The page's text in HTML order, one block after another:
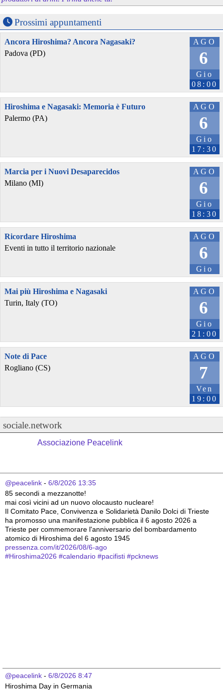
Prossimi appuntamenti
AGO
6
Gio
08:00
Ancora Hiroshima? Ancora Nagasaki?
Padova (PD)
AGO
6
Gio
17:30
Hiroshima e Nagasaki: Memoria è Futuro
Palermo (PA)
AGO
6
Gio
18:30
Marcia per i Nuovi Desaparecidos
Milano (MI)
AGO
6
Gio
Ricordare Hiroshima
Eventi in tutto il territorio nazionale
AGO
6
Gio
21:00
Mai più Hiroshima e Nagasaki
Turin, Italy (TO)
AGO
7
Ven
19:00
Note di Pace
Rogliano (CS)
sociale.network
Associazione Peacelink
@peacelink - 6/8/2026 13:35
85 secondi a mezzanotte!
mai così vicini ad un nuovo olocausto nucleare!
Il Comitato Pace, Convivenza e Solidarietà Danilo Dolci di Trieste
ha promosso una manifestazione pubblica il 6 agosto 2026 a
Trieste per commemorare l'anniversario del bombardamento
atomico di Hiroshima del 6 agosto 1945
pressenza.com/it/2026/08/6-ago
#Hiroshima2026 #calendario #pacifisti #pcknews
@peacelink - 6/8/2026 8:47
Hiroshima Day in Germania